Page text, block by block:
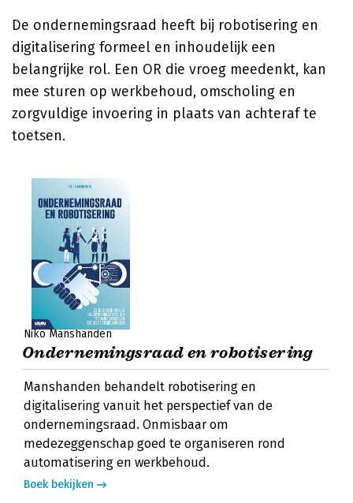
De ondernemingsraad heeft bij robotisering en
digitalisering formeel en inhoudelijk een
belangrijke rol. Een OR die vroeg meedenkt, kan
mee sturen op werkbehoud, omscholing en
zorgvuldige invoering in plaats van achteraf te
toetsen.
Niko Manshanden
Ondernemingsraad en robotisering
Manshanden behandelt robotisering en
digitalisering vanuit het perspectief van de
ondernemingsraad. Onmisbaar om
medezeggenschap goed te organiseren rond
automatisering en werkbehoud.
Boek bekijken